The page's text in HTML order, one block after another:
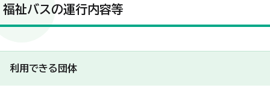
福祉バスの運行内容等
利用できる団体